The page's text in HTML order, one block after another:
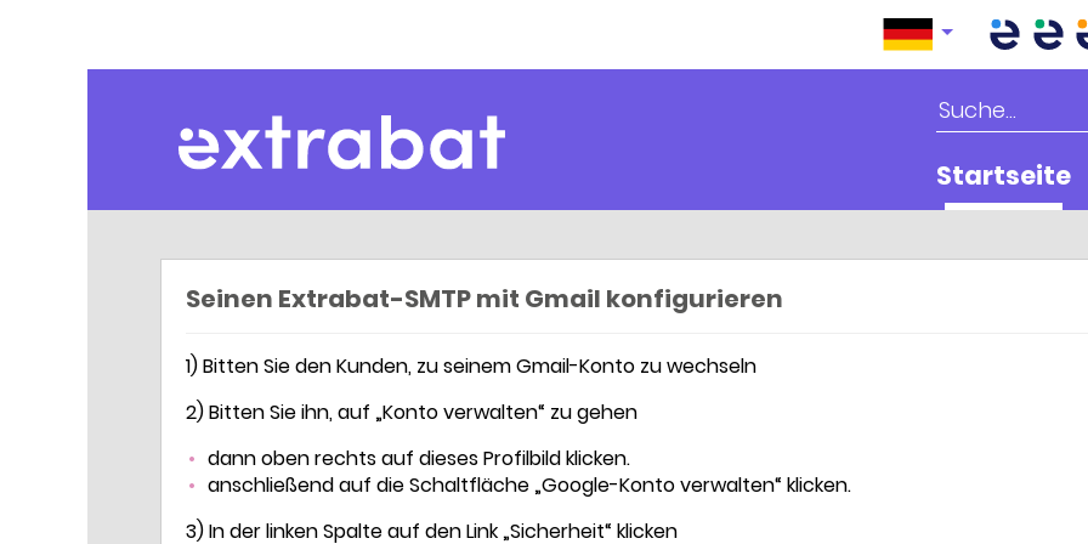
Extrabat – Le Blog
Startseite
Seinen Extrabat-SMTP mit Gmail konfigurieren
1) Bitten Sie den Kunden, zu seinem Gmail-Konto zu wechseln
2) Bitten Sie ihn, auf „Konto verwalten“ zu gehen
dann oben rechts auf dieses Profilbild klicken.
anschließend auf die Schaltfläche „Google-Konto verwalten“ klicken.
3) In der linken Spalte auf den Link „Sicherheit“ klicken